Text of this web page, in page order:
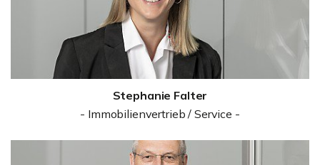
Stephanie Falter
- Immobilienvertrieb / Service -